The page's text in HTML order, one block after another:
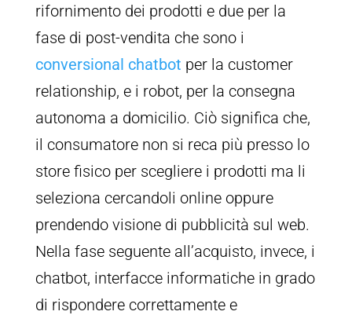
rifornimento dei prodotti e due per la
fase di post-vendita che sono i
conversional chatbot per la customer
relationship, e i robot, per la consegna
autonoma a domicilio. Ciò significa che,
il consumatore non si reca più presso lo
store fisico per scegliere i prodotti ma li
seleziona cercandoli online oppure
prendendo visione di pubblicità sul web.
Nella fase seguente all’acquisto, invece, i
chatbot, interfacce informatiche in grado
di rispondere correttamente e